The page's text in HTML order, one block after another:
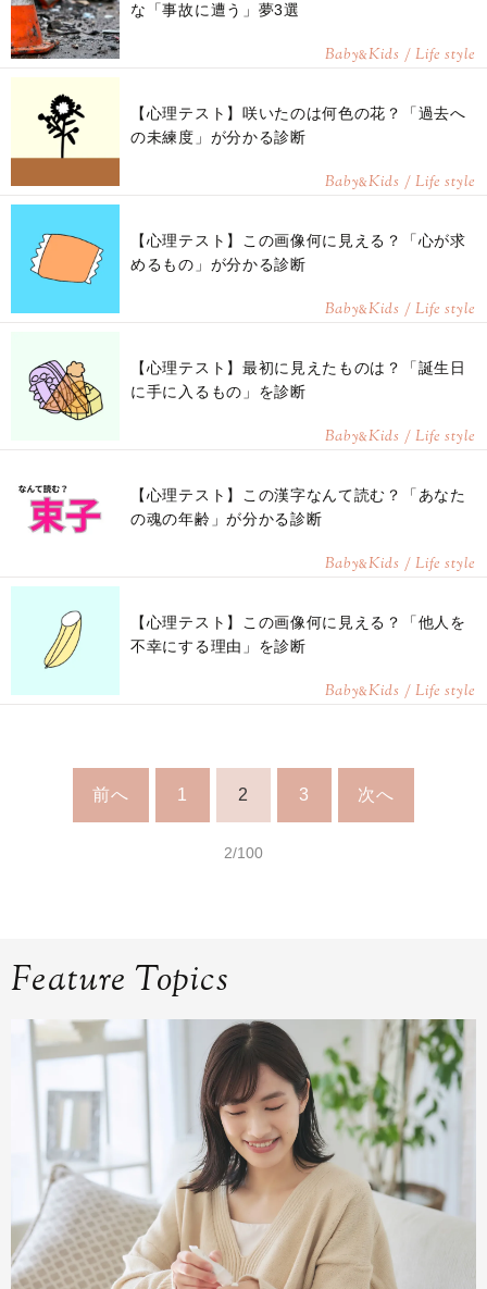
な「事故に遭う」夢3選
Baby&Kids / Life style
【心理テスト】咲いたのは何色の花？「過去へ
の未練度」が分かる診断
Baby&Kids / Life style
【心理テスト】この画像何に見える？「心が求
めるもの」が分かる診断
Baby&Kids / Life style
【心理テスト】最初に見えたものは？「誕生日
に手に入るもの」を診断
Baby&Kids / Life style
【心理テスト】この漢字なんて読む？「あなた
の魂の年齢」が分かる診断
Baby&Kids / Life style
【心理テスト】この画像何に見える？「他人を
不幸にする理由」を診断
Baby&Kids / Life style
前へ 1 2 3 次へ
2/100
Feature Topics